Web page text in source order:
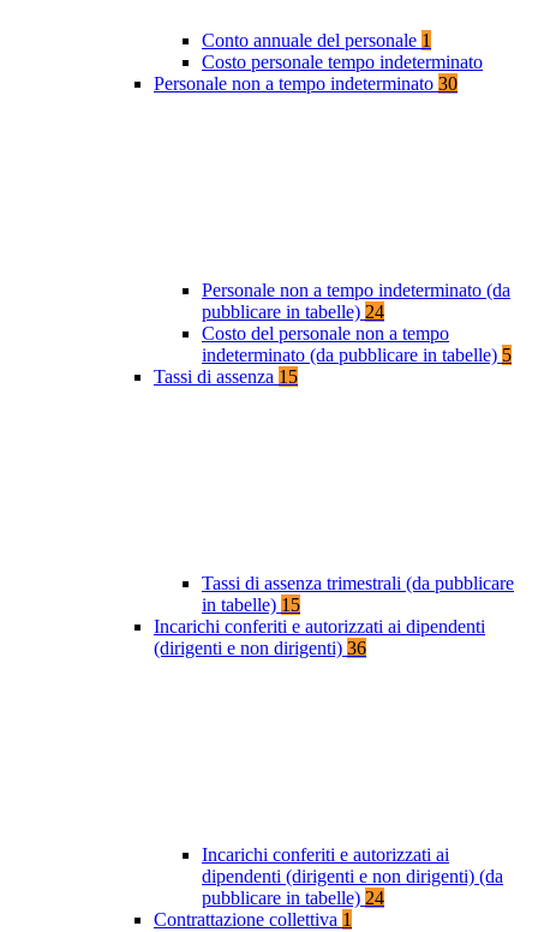
Conto annuale del personale 1
Costo personale tempo indeterminato
Personale non a tempo indeterminato 30
Personale non a tempo indeterminato (da
pubblicare in tabelle) 24
Costo del personale non a tempo
indeterminato (da pubblicare in tabelle) 5
Tassi di assenza 15
Tassi di assenza trimestrali (da pubblicare
in tabelle) 15
Incarichi conferiti e autorizzati ai dipendenti
(dirigenti e non dirigenti) 36
Incarichi conferiti e autorizzati ai
dipendenti (dirigenti e non dirigenti) (da
pubblicare in tabelle) 24
Contrattazione collettiva 1